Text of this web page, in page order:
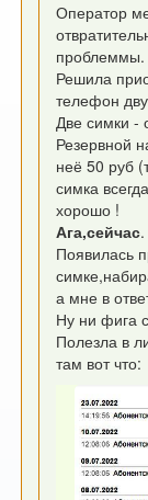
Оператор
проблеммы.
Решила
телефон
Две симки -
Резервной
неё 50 руб
симка
хорошо !
Ага,сейчас.
Появилась
а мне в
Ну ни фига
Полезла в
там вот что: